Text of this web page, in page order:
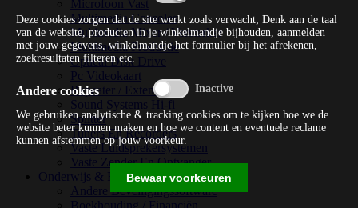
Microfoon Vast
Multimedia Consoles
Multimedia Mixer / Versterker
Multimedia Productie
Optical Disk Drive
Pc Videokaart
Repeater / Extender
Sound Systems Hi-fi
Splitter
Tuners En Recorders
Vaste Luidsprekersystemen
Vaste Zender En Ontvanger
Onderwijs & Recreatie
Andere Beveiligingssoftware
Deze cookies zorgen dat de site werkt zoals verwacht; Denk aan de taal
van de website, producten in je winkelmandje bijhouden, aanmelden
met jouw gegevens, winkelmandje het formulier bij het afrekenen,
zoekresultaten filteren etc.
Andere cookies
We gebruiken analytische & tracking cookies om te kijken hoe we de
website beter kunnen maken en hoe we content en eventuele reclame
kunnen afstemmen op jouw voorkeur.
Bewaar voorkeuren